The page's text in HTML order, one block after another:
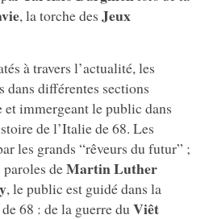
, la torche des Jeux
à travers l’actualité, les
dans différentes sections
immergeant le public dans
de l’Italie de 68. Les
les grands “rêveurs du futur” ;
deMartin Luther
, le public est guidé dans la
68 : de la guerre du Viêt